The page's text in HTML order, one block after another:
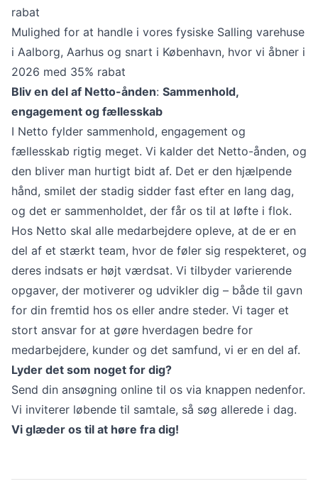
rabat
Mulighed for at handle i vores fysiske Salling varehuse
i Aalborg, Aarhus og snart i København, hvor vi åbner i
2026 med 35% rabat
Bliv en del af Netto-ånden: Sammenhold,
engagement og fællesskab
I Netto fylder sammenhold, engagement og
fællesskab rigtig meget. Vi kalder det Netto-ånden, og
den bliver man hurtigt bidt af. Det er den hjælpende
hånd, smilet der stadig sidder fast efter en lang dag,
og det er sammenholdet, der får os til at løfte i flok.
Hos Netto skal alle medarbejdere opleve, at de er en
del af et stærkt team, hvor de føler sig respekteret, og
deres indsats er højt værdsat. Vi tilbyder varierende
opgaver, der motiverer og udvikler dig – både til gavn
for din fremtid hos os eller andre steder. Vi tager et
stort ansvar for at gøre hverdagen bedre for
medarbejdere, kunder og det samfund, vi er en del af.
Lyder det som noget for dig?
Send din ansøgning online til os via knappen nedenfor.
Vi inviterer løbende til samtale, så søg allerede i dag.
Vi glæder os til at høre fra dig!